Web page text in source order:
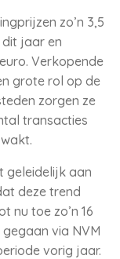
zo’n 3,5
jaar en
Verkopende
grote rol op de
zorgen ze
transacties
geleidelijk aan
deze trend
nu toe zo’n 16
via NVM
vorig jaar.